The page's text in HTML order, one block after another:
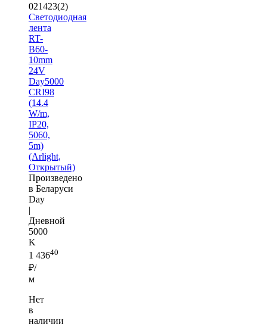
021423(2)
Светодиодная
лента
RT-
B60-
10mm
24V
Day5000
CRI98
(14.4
W/m,
IP20,
5060,
5m)
(Arlight,
Открытый)
Произведено
в Беларуси
Day
|
Дневной
5000
K
1 43640
₽/
м
Нет
в
наличии